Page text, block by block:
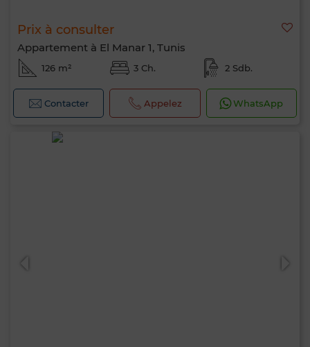
Prix à consulter
Appartement à El Manar 1, Tunis
126 m² 3 Ch. 2 Sdb.
Contacter Appelez WhatsApp